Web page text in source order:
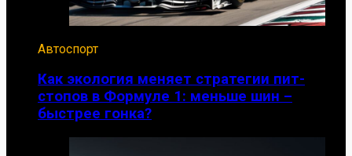
Автоспорт
Как экология меняет стратегии пит-
стопов в Формуле 1: меньше шин –
быстрее гонка?